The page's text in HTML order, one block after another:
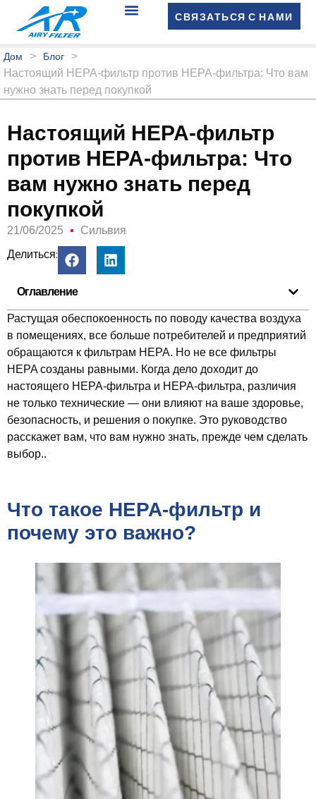
СВЯЗАТЬСЯ С НАМИ
Дом > Блог
>
Настоящий HEPA-фильтр против HEPA-фильтра: Что вам
нужно знать перед покупкой
Настоящий HEPA-фильтр
против HEPA-фильтра: Что
вам нужно знать перед
покупкой
21/06/2025 Сильвия
Делиться:
Оглавление
Растущая обеспокоенность по поводу качества воздуха
в помещениях, все больше потребителей и предприятий
обращаются к фильтрам HEPA. Но не все фильтры
HEPA созданы равными. Когда дело доходит до
настоящего HEPA-фильтра и HEPA-фильтра, различия
не только технические — они влияют на ваше здоровье,
безопасность, и решения о покупке. Это руководство
расскажет вам, что вам нужно знать, прежде чем сделать
выбор..
Что такое HEPA-фильтр и
почему это важно?